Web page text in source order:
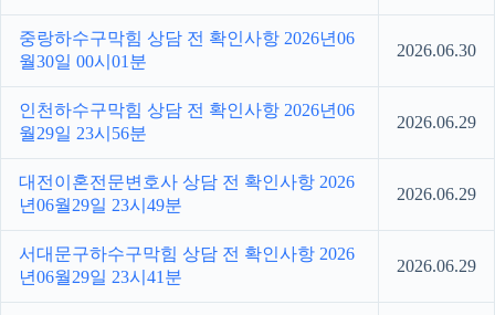
중랑하수구막힘 상담 전 확인사항 2026년06
월30일 00시01분
2026.06.30
인천하수구막힘 상담 전 확인사항 2026년06
월29일 23시56분
2026.06.29
대전이혼전문변호사 상담 전 확인사항 2026
년06월29일 23시49분
2026.06.29
서대문구하수구막힘 상담 전 확인사항 2026
년06월29일 23시41분
2026.06.29